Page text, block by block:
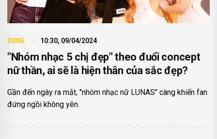
DIINE. 10:30, 09/04/2024
"Nhóm nhạc 5 chị đẹp" theo đuổi concept
nữ thần, ai sẽ là hiện thân của sắc đẹp?
Gần đến ngày ra mắt, "nhóm nhạc nữ LUNAS" càng khiến fan
đứng ngồi không yên.